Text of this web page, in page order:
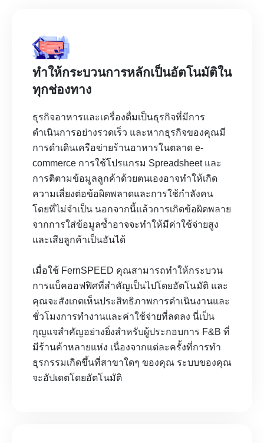
ทำให้กระบวนการหลักเป็นอัตโนมัติใน
ทุกช่องทาง
ธุรกิจอาหารและเครื่องดื่มเป็นธุรกิจที่มีการ
ดำเนินการอย่างรวดเร็ว และหากธุรกิจของคุณมี
การดำเดินเครือข่ายร้านอาหารในตลาด e-
commerce การใช้โปรแกรม Spreadsheet และ
การติตามข้อมูลลูกค้าด้วยตนเองอาจทำให้เกิด
ความเสี่ยงต่อข้อผิดพลาดและการใช้กำลังคน
โดยที่ไม่จำเป็น นอกจากนี้แล้วการเกิดข้อผิดพลาย
จากการใส่ข้อมูลซ้ำอาจจะทำให้มีค่าใช้จ่ายสูง
และเสียลูกค้าเป็นอันได้
เมื่อใช้ FernSPEED คุณสามารถทำให้กระบวน
การแบ็คออฟฟิศที่สำคัญเป็นไปโดยอัตโนมัติ และ
คุณจะสังเกตเห็นประสิทธิภาพการดำเนินงานและ
ชั่วโมงการทำงานและค่าใช้จ่ายที่ลดลง นี่เป็น
กุญแจสำคัญอย่างยิ่งสำหรับผู้ประกอบการ F&B ที่
มีร้านค้าหลายแห่ง เนื่องจากแต่ละครั้งที่การทำ
ธุรกรรมเกิดขึ้นที่สาขาใดๆ ของคุณ ระบบของคุณ
จะอัปเดตโดยอัตโนมัติ